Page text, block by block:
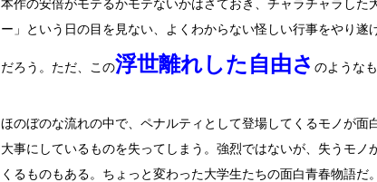
本作の安倍がモテるかモテないかはさておき、チャラチャラした
ー」という日の目を見ない、よくわからない怪しい行事をやり
だろう。ただ、この浮世離れした自由さ のような
ほのぼのな流れの中で、ペナルティとして登場してくるモノが
大事にしているものを失ってしまう。強烈ではないが、失うモ
くるものもある。ちょっと変わった大学生たちの面白青春物語だ。